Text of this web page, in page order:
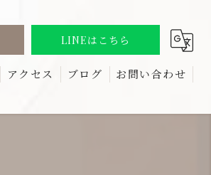
LINEはこちら
アクセス ブログ お問い合わせ